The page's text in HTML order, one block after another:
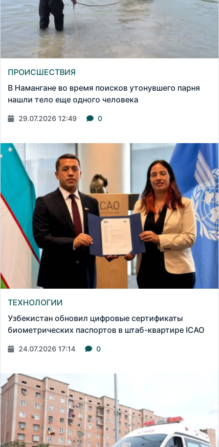
ПРОИСШЕСТВИЯ
В Намангане во время поисков утонувшего парня
нашли тело еще одного человека
29.07.2026 12:49 0
ТЕХНОЛОГИИ
Узбекистан обновил цифровые сертификаты
биометрических паспортов в штаб-квартире ICAO
24.07.2026 17:14 0